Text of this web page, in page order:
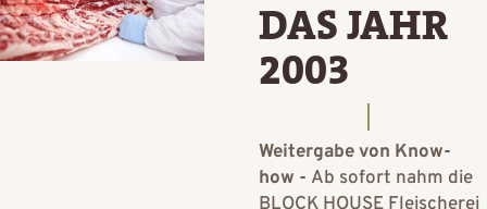
DAS JAHR
2003
Weitergabe von Know-
how - Ab sofort nahm die